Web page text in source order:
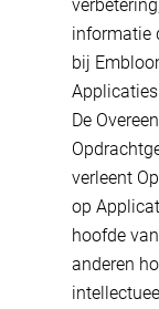
informatie
bij
De
verleent
op
hoofde
anderen